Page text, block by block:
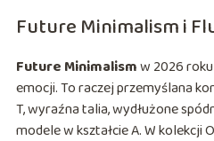
Future Minimalism i
Future Minimalismw 2026
emocji. To raczej przemyślana
T, wyraźna talia, wydłużone
modele w kształcie A. W